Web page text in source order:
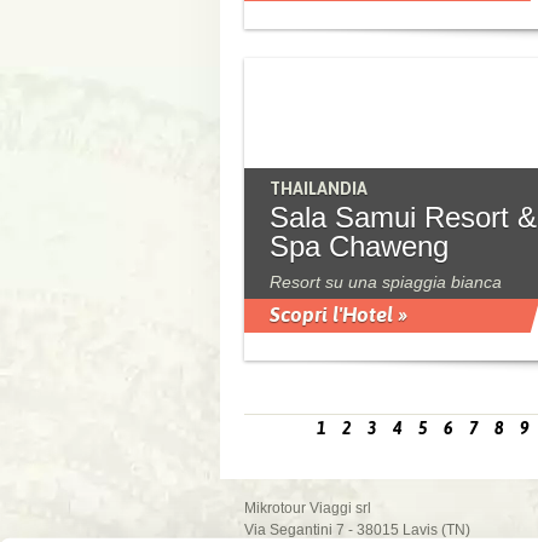
THAILANDIA
Sala Samui Resort &
Spa Chaweng
Resort su una spiaggia bianca
Scopri l'Hotel »
1 2 3 4 5 6 7 8 9
Mikrotour Viaggi srl
Via Segantini 7 - 38015 Lavis (TN)